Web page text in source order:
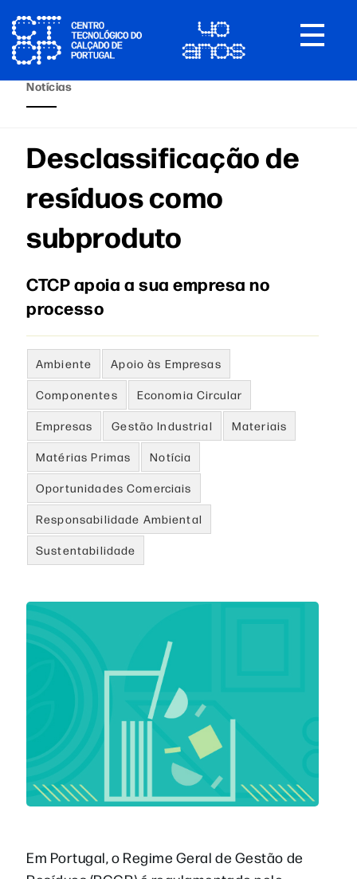
Toggle
Notícias
Desclassificação de
resíduos como
subproduto
CTCP apoia a sua empresa no
processo
Ambiente Apoio às Empresas
Componentes Economia Circular
Empresas Gestão Industrial Materiais
Matérias Primas Notícia
Oportunidades Comerciais
Responsabilidade Ambiental
Sustentabilidade
Em Portugal, o Regime Geral de Gestão de